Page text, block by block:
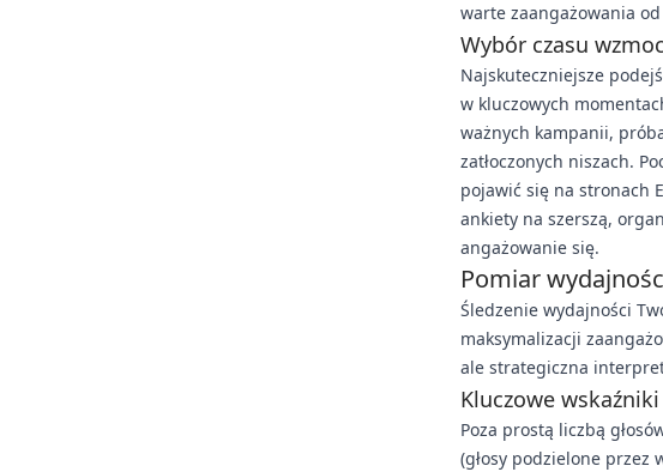
warte zaangażowania
Wybór czasu
Najskuteczniejsze
w kluczowych
ważnych kampanii,
zatłoczonych niszach.
pojawić się na stronach
ankiety na szerszą,
angażowanie się.
Pomiar
Śledzenie wydajności
maksymalizacji
ale strategiczna
Kluczowe
Poza prostą liczbą
(głosy podzielone przez